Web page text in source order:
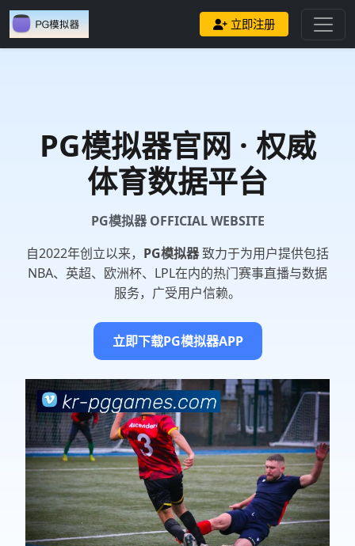
立即注册
PG模拟器官网 · 权威
体育数据平台
PG模拟器 OFFICIAL WEBSITE
自2022年创立以来， PG模拟器致力于为用户提供包括
NBA、英超、欧洲杯、LPL在内的热门赛事直播与数据
服务，广受用户信赖。
立即下载PG模拟器APP